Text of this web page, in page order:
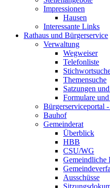
Impressionen
Hausen
Interessante Links
Rathaus und Bürgerservice
Verwaltung
Wegweiser
Telefonliste
Themensuche
Satzungen
Formulare
Bürgerserviceportal
Bauhof
Gemeinderat
Überblick
HBB
CSU/WG
Gemeindliche
Ausschüsse